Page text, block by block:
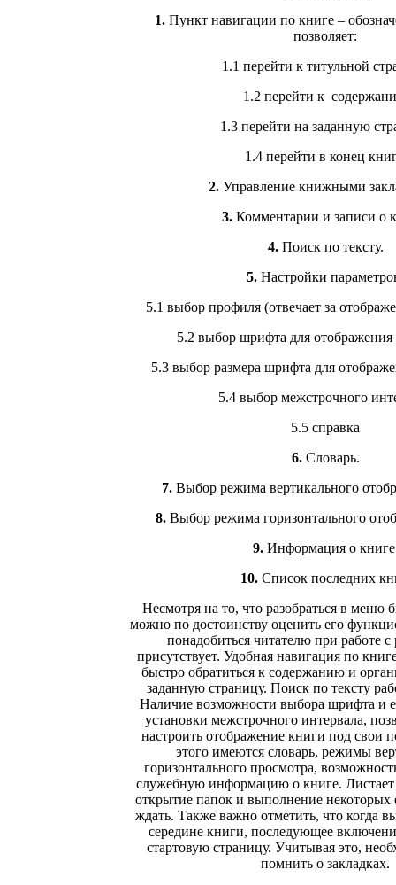
1.Пункт навигации по книге –
позволяет:
1.1 перейти к титульной
1.2 перейти к
1.3 перейти на заданную
1.4 перейти в конец
2. Управление книжными
3. Комментарии и записи о
4.Поиск по тексту.
5. Настройки
5.1 выбор профиля (отвечает за
5.2 выбор шрифта для отображения
5.3 выбор размера шрифта для
5.4 выбор межстрочного
5.5 справка
6.Словарь.
7. Выбор режима вертикального
8.Выбор режима горизонтального
9.Информация о
10. Список последних
Несмотря на то, что разобраться в меню
можно по достоинству оценить его
понадобиться читателю при работе с
присутствует. Удобная навигация по
быстро обратиться к содержанию и
заданную страницу. Поиск по тексту
Наличие возможности выбора шрифта и
установки межстрочного интервала,
настроить отображение книги под свои
этого имеются словарь, режимы
горизонтального просмотра,
служебную информацию о книге. Листает
открытие папок и выполнение некоторых
ждать. Также важно отметить, что когда
середине книги, последующее
стартовую страницу. Учитывая это,
помнить о закладках.